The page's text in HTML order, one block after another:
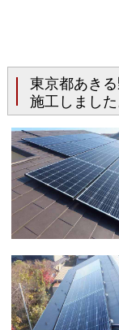
東京都あき
施工しました